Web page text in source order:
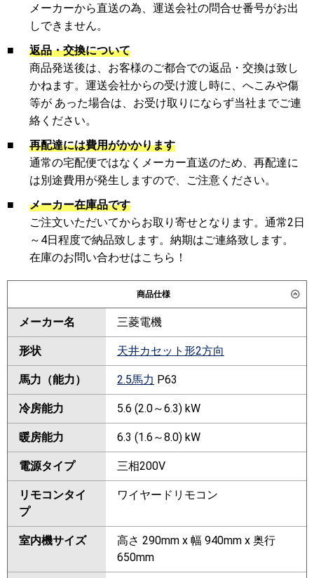
メーカーから直送の為、運送会社の問合せ番号がお出
しできません。
■
返品・交換について
商品発送後は、お客様のご都合での返品・交換は致し
かねます。運送会社からの受け渡し時に、へこみや傷
等が あった場合は、お受け取りにならず当社までご連
絡ください。
■
再配達には費用がかかります
通常の宅配便ではなくメーカー直送のため、再配達に
は別途費用が発生しますので、ご注意ください。
■
メーカー在庫品です
ご注文いただいてからお取り寄せとなります。通常2日
～4日程度で納品致します。納期はご連絡致します。
在庫のお問い合わせはこちら！
商品仕様
メーカー名 三菱電機
形状 天井カセット形2方向
馬力（能力） 2.5馬力 P63
冷房能力 5.6 (2.0～6.3) kW
暖房能力 6.3 (1.6～8.0) kW
電源タイプ 三相200V
リモコンタイ
プ
ワイヤードリモコン
室内機サイズ
高さ 290mm x 幅 940mm x 奥行
650mm